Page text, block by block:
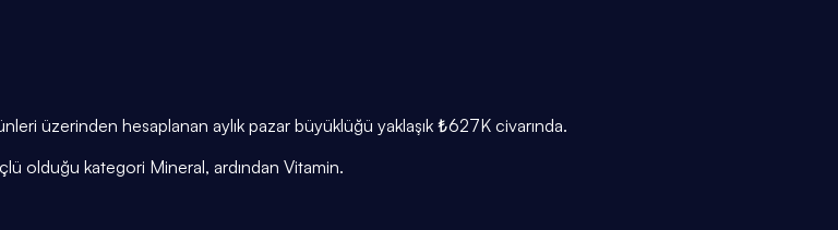
üzerinden hesaplanan aylık pazar büyüklüğü yaklaşık ₺627K civarında.
olduğu kategori Mineral, ardından Vitamin.